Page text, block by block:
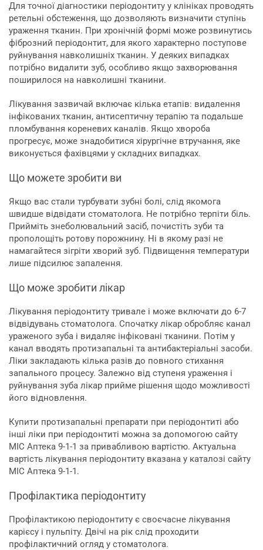
Для точної діагностики періодонтиту у клініках проводять
ретельні обстеження, що дозволяють визначити ступінь
ураження тканин. При хронічній формі може розвинутись
фіброзний періодонтит, для якого характерно поступове
руйнування навколишніх тканин. У деяких випадках
потрібно видалити зуб, особливо якщо захворювання
поширилося на навколишні тканини.
Лікування зазвичай включає кілька етапів: видалення
інфікованих тканин, антисептичну терапію та подальше
пломбування кореневих каналів. Якщо хвороба
прогресує, може знадобитися хірургічне втручання, яке
виконується фахівцями у складних випадках.
Що можете зробити ви
Якщо вас стали турбувати зубні болі, слід якомога
швидше відвідати стоматолога. Не потрібно терпіти біль.
Прийміть знеболювальний засіб, почистіть зуби та
прополощіть ротову порожнину. Ні в якому разі не
намагайтеся зігріти хворий зуб. Підвищення температури
лише підсилює запалення.
Що може зробити лікар
Лікування періодонтиту тривале і може включати до 6-7
відвідувань стоматолога. Спочатку лікар обробляє канал
ураженого зуба і видаляє інфіковані тканини. Потім у
канал вводять протизапальні та антибактеріальні засоби.
Ліки закладають кілька разів до повного стихання
запального процесу. Залежно від ступеня ураження і
руйнування зуба лікар прийме рішення щодо можливості
його відновлення.
Купити протизапальні препарати при періодонтиті або
інші ліки при періодонтиті можна за допомогою сайту
МІС Аптека 9-1-1 за привабливою вартістю. Актуальна
вартість лікування періодонтиту вказана у каталозі сайту
МІС Аптека 9-1-1.
Профілактика періодонтиту
Профілактикою періодонтиту є своєчасне лікування
карієсу і пульпіту. Двічі на рік слід проходити
профілактичний огляд у стоматолога.